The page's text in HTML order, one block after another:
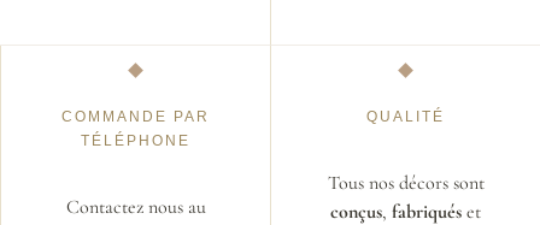
COMMANDE PAR
TÉLÉPHONE
Contactez nous au
QUALITÉ
Tous nos décors sont
conçus, fabriqués et